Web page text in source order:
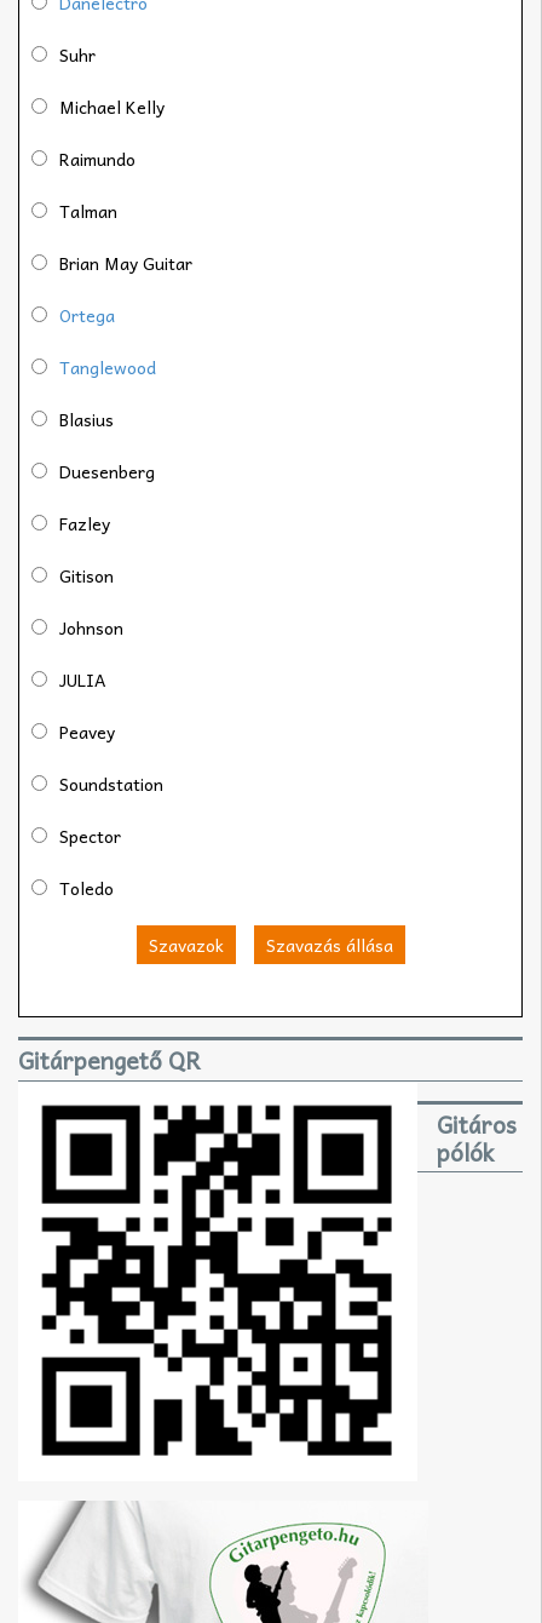
Suhr
Michael Kelly
Raimundo
Talman
Brian May Guitar
Ortega
Tanglewood
Blasius
Duesenberg
Fazley
Gitison
Johnson
JULIA
Peavey
Soundstation
Spector
Toledo
Szavazok Szavazás állása
Gitárpengető QR
Gitáros
pólók